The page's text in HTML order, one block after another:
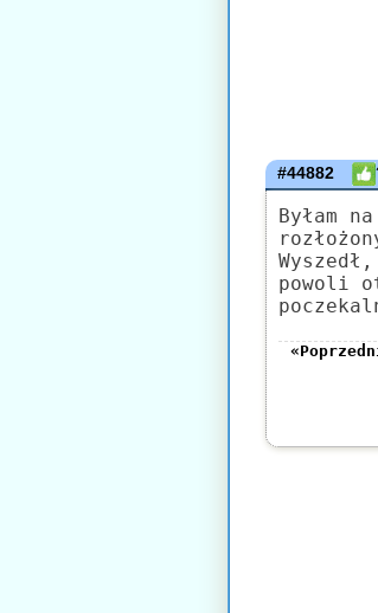
#44882
Byłam
powoli